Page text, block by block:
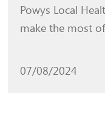
Powys Local
make the most
07/08/2024